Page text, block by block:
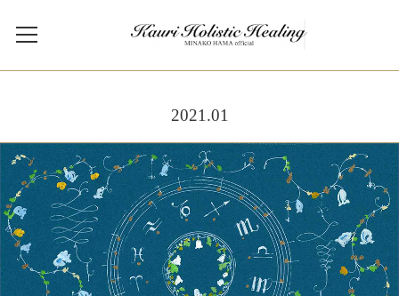
2021 .01